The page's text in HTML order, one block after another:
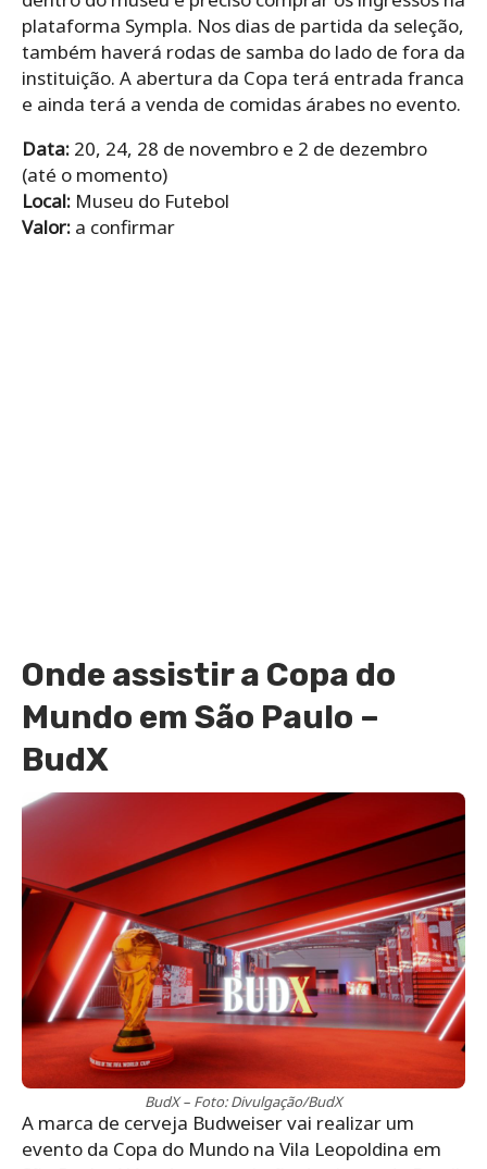
plataforma Sympla. Nos dias de partida da seleção,
também haverá rodas de samba do lado de fora da
instituição. A abertura da Copa terá entrada franca
e ainda terá a venda de comidas árabes no evento.
Data: 20, 24, 28 de novembro e 2 de dezembro
(até o momento)
Local: Museu do Futebol
Valor: a confirmar
Onde assistir a Copa do
Mundo em São Paulo –
BudX
BudX – Foto: Divulgação/BudX
A marca de cerveja Budweiser vai realizar um
evento da Copa do Mundo na Vila Leopoldina em